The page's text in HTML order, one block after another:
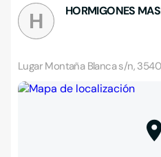
H HORMIGONES
Lugar Montaña Blanca s/n,